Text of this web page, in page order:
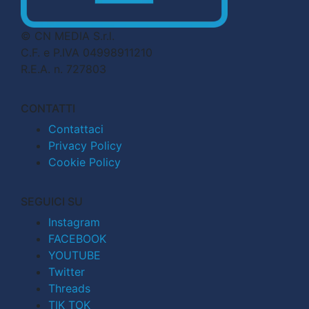
© CN MEDIA S.r.l.
C.F. e P.IVA 04998911210
R.E.A. n. 727803
CONTATTI
Contattaci
Privacy Policy
Cookie Policy
SEGUICI SU
Instagram
FACEBOOK
YOUTUBE
Twitter
Threads
TIK TOK